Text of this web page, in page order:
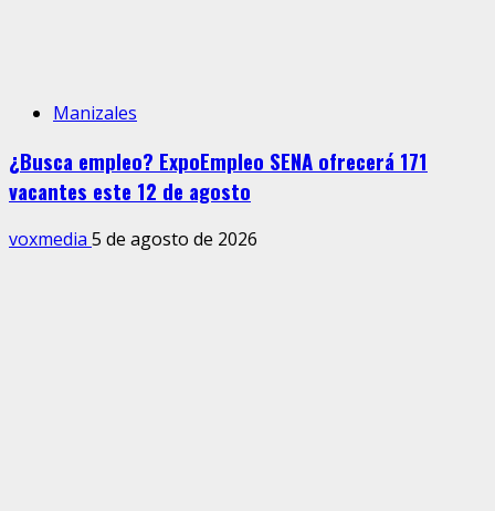
Manizales
¿Busca empleo? ExpoEmpleo SENA ofrecerá 171
vacantes este 12 de agosto
voxmedia 5 de agosto de 2026